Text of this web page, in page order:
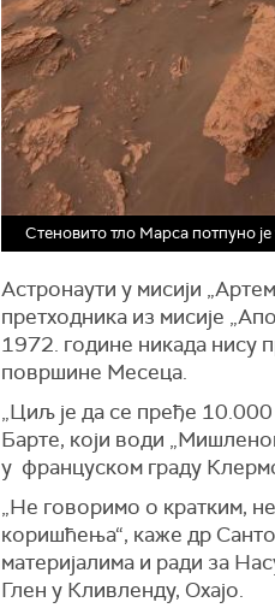
Стеновито тло Марса потпуно
Астронаути у мисији
претходника из мисије
1972. године никада нису
површине Месеца.
„Циљ је да се пређе
Барте, који води
у француском граду
„Не говоримо о кратким,
коришћења“, каже др
материјалима и ради за
Глен у Кливленду, Охајо.